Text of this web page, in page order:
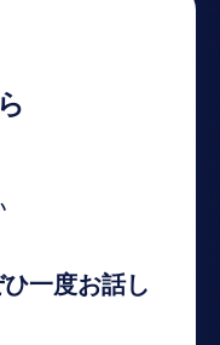
一度お話し